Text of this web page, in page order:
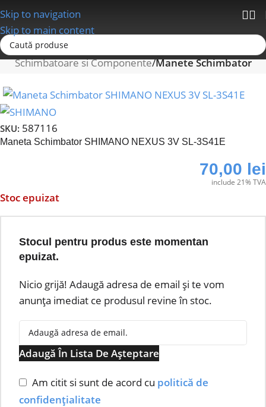
Skip to navigation
Skip to main content
Prima pagină
Schimbatoare si Componente Manete Schimbator
SKU: 587116
Maneta Schimbator SHIMANO NEXUS 3V SL-3S41E
70,00 lei
include 21% TVA
Stoc epuizat
Stocul pentru produs este momentan
epuizat.
Nicio grijă! Adaugă adresa de email și te vom
anunța imediat ce produsul revine în stoc.
Adaugă În Lista De Așteptare
Am citit si sunt de acord cu politică de
confidențialitate